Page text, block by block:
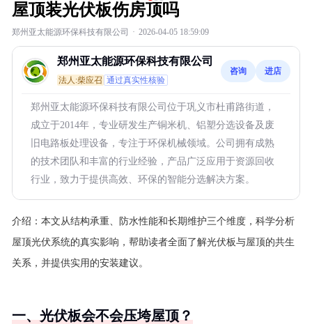
屋顶装光伏板伤房顶吗
郑州亚太能源环保科技有限公司 · 2026-04-05 18:59:09
郑州亚太能源环保科技有限公司
法人:柴应召 通过真实性核验
咨询 进店
郑州亚太能源环保科技有限公司位于巩义市杜甫路街道，
成立于2014年，专业研发生产铜米机、铝塑分选设备及废
旧电路板处理设备，专注于环保机械领域。公司拥有成熟
的技术团队和丰富的行业经验，产品广泛应用于资源回收
行业，致力于提供高效、环保的智能分选解决方案。
介绍： 本文从结构承重、防水性能和长期维护三个维度，科学分析
屋顶光伏系统的真实影响，帮助读者全面了解光伏板与屋顶的共生
关系，并提供实用的安装建议。
一、光伏板会不会压垮屋顶？